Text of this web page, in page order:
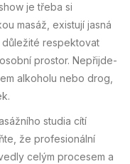
je třeba si
masáž, existují jasná
respektovat
prostor. Nepřijde-
alkoholu nebo drog,
studia cítí
že profesionální
celým procesem a